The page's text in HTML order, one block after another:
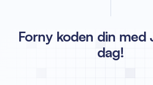
Forny koden din med
dag!